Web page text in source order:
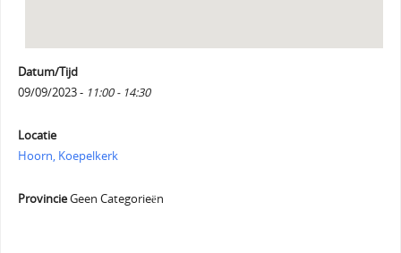
Datum/Tijd
09/09/2023 - 11:00 - 14:30
Locatie
Hoorn, Koepelkerk
ProvincieGeen Categorieën